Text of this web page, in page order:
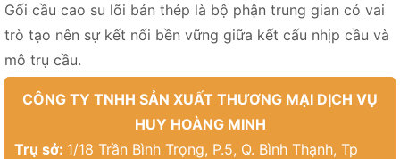
Gối cầu cao su lõi bản thép là bộ phận trung gian có vai
trò tạo nên sự kết nối bền vững giữa kết cấu nhịp cầu và
mô trụ cầu.
CÔNG TY TNHH SẢN XUẤT THƯƠNG MẠI DỊCH VỤ
HUY HOÀNG MINH
Trụ sở: 1/18 Trần Bình Trọng, P.5, Q. Bình Thạnh, Tp